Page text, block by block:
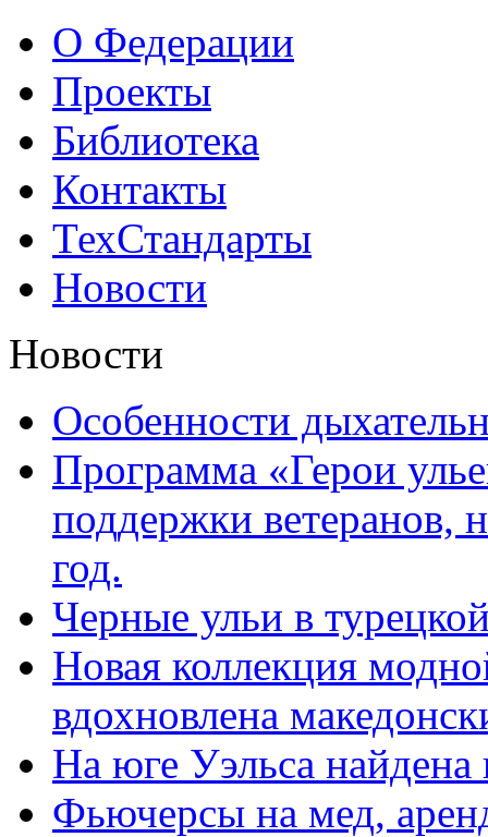
О Федерации
Проекты
Библиотека
Контакты
ТехСтандарты
Новости
Новости
Особенности
Программа «Герои
поддержки ветеранов,
год.
Черные ульи в
Новая коллекция
вдохновлена
На юге Уэльса найдена
Фьючерсы на мед,